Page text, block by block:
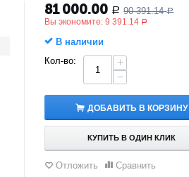
81 000.00 Р 90 391.14 Р
Вы экономите:9 391.14 Р
В наличии
Кол-во:
+
−
ДОБАВИТЬ В КОРЗИНУ
КУПИТЬ В ОДИН КЛИК
Отложить Сравнить